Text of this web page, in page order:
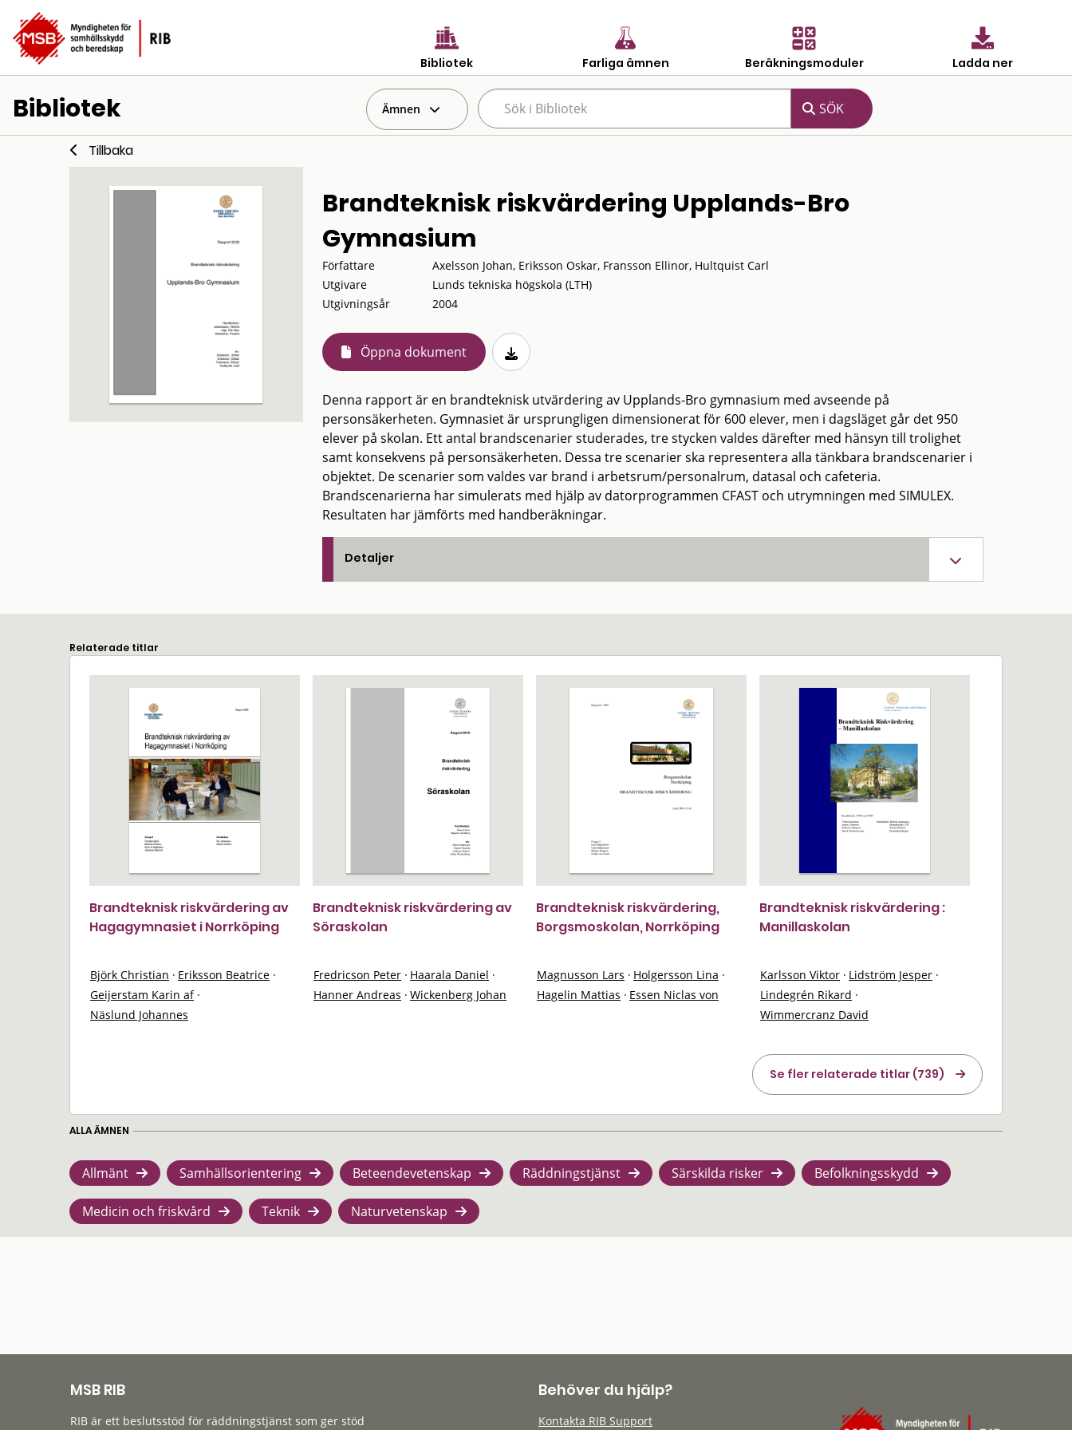
Bibliotek Farliga ämnen Beräkningsmoduler Ladda ner
Bibliotek Ämnen
Tillbaka
Brandteknisk riskvärdering Upplands-Bro
Gymnasium
Författare
Axelsson Johan, Eriksson Oskar, Fransson Ellinor, Hultquist Carl
Utgivare
Lunds tekniska högskola (LTH)
Utgivningsår
2004
Öppna dokument
Denna rapport är en brandteknisk utvärdering av Upplands-Bro gymnasium med avseende på
personsäkerheten. Gymnasiet är ursprungligen dimensionerat för 600 elever, men i dagsläget går det 950
elever på skolan. Ett antal brandscenarier studerades, tre stycken valdes därefter med hänsyn till trolighet
samt konsekvens på personsäkerheten. Dessa tre scenarier ska representera alla tänkbara brandscenarier i
objektet. De scenarier som valdes var brand i arbetsrum/personalrum, datasal och cafeteria.
Brandscenarierna har simulerats med hjälp av datorprogrammen CFAST och utrymningen med SIMULEX.
Resultaten har jämförts med handberäkningar.
Detaljer
Relaterade titlar
Brandteknisk riskvärdering av
Hagagymnasiet i Norrköping
Björk Christian · Eriksson Beatrice ·
Geijerstam Karin af ·
Näslund Johannes
Brandteknisk riskvärdering av
Söraskolan
Fredricson Peter · Haarala Daniel ·
Hanner Andreas · Wickenberg Johan
Brandteknisk riskvärdering,
Borgsmoskolan, Norrköping
Magnusson Lars · Holgersson Lina ·
Hagelin Mattias · Essen Niclas von
Brandteknisk riskvärdering :
Manillaskolan
Karlsson Viktor · Lidström Jesper ·
Lindegrén Rikard ·
Wimmercranz David
Se fler relaterade titlar (739)
ALLA ÄMNEN
Allmänt Samhällsorientering Beteendevetenskap Räddningstjänst Särskilda risker Befolkningsskydd
Medicin och friskvård Teknik Naturvetenskap
MSB RIB
RIB är ett beslutsstöd för räddningstjänst som ger stöd
Behöver du hjälp?
Kontakta RIB Support